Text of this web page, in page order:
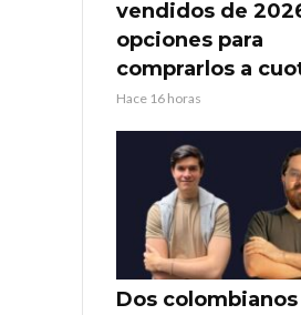
vendidos de
opciones para
comprarlos a
Hace 16 horas
Dos